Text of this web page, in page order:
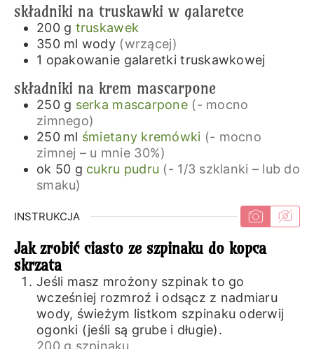
składniki na truskawki w galaretce
200 g truskawek
350 ml wody (wrzącej)
1 opakowanie galaretki truskawkowej
składniki na krem mascarpone
250 g serka mascarpone (- mocno
zimnego)
250 ml śmietany kremówki (- mocno
zimnej – u mnie 30%)
ok 50 g cukru pudru (- 1/3 szklanki – lub do
smaku)
INSTRUKCJA
Jak zrobić ciasto ze szpinaku do kopca
skrzata
Jeśli masz mrożony szpinak to go
wcześniej rozmroź i odsącz z nadmiaru
wody, świeżym listkom szpinaku oderwij
ogonki (jeśli są grube i długie).
200 g szpinaku